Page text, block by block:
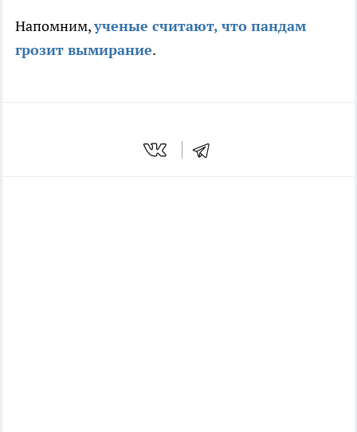
Напомним,ученые считают, что пандам
грозит вымирание.